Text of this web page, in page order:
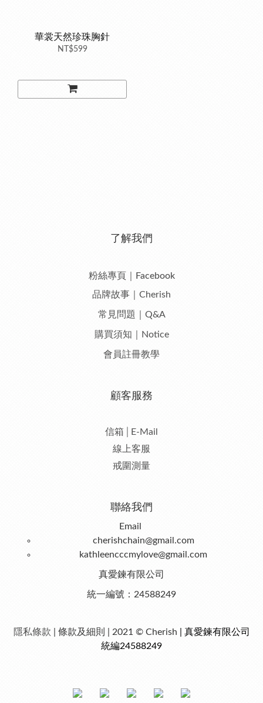
華裳天然珍珠胸針
NT$599
了解我們
粉絲專頁｜Facebook
品牌故事｜Cherish
常見問題｜Q&A
購買須知｜Notice
會員註冊教學
顧客服務
信箱│E-Mail
線上客服
戒圍測量
聯絡我們
Email
cherishchain@gmail.com
kathleencccmylove@gmail.com
真愛鍊有限公司
統一編號：24588249
隱私條款 | 條款及細則 | 2021 © Cherish | 真愛鍊有限公司
統編24588249